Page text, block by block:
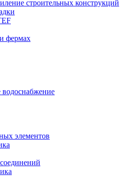
строительных конструкций
фермах
водоснабжение
элементов